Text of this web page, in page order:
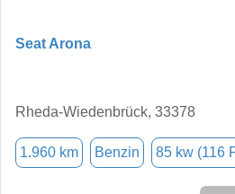
Seat Arona
Rheda-Wiedenbrück, 33378
1.960 km Benzin 85 kw (116